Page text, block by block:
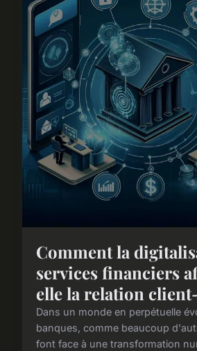
Comment la
services financiers
elle la relation
Dans un monde en perpétuelle
banques, comme beaucoup
font face à une transformation